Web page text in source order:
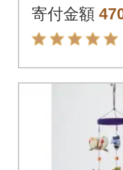
寄付金額